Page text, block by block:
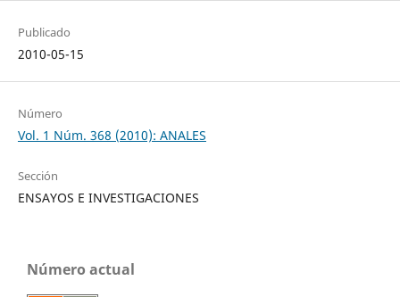
Publicado
2010-05-15
Número
Vol. 1 Núm. 368 (2010): ANALES
Sección
ENSAYOS E INVESTIGACIONES
Número actual